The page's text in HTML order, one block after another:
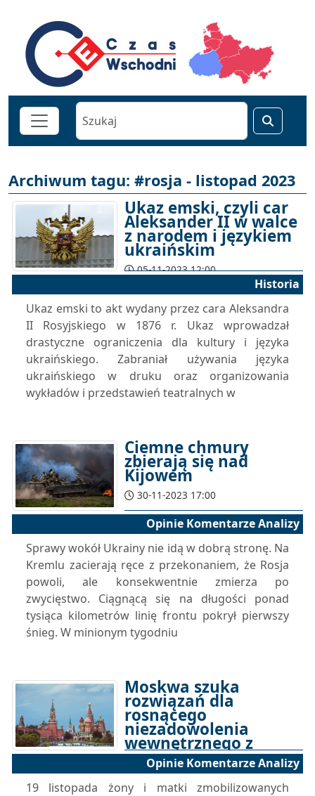
Archiwum tagu: #rosja - listopad 2023
Ukaz emski, czyli car
Aleksander II w walce
z narodem i językiem
ukraińskim
05-11-2023 12:00
Historia
Ukaz emski to akt wydany przez cara Aleksandra
II Rosyjskiego w 1876 r. Ukaz wprowadzał
drastyczne ograniczenia dla kultury i języka
ukraińskiego. Zabraniał używania języka
ukraińskiego w druku oraz organizowania
wykładów i przedstawień teatralnych w
Ciemne chmury
zbierają się nad
Kijowem
30-11-2023 17:00
Opinie Komentarze Analizy
Sprawy wokół Ukrainy nie idą w dobrą stronę. Na
Kremlu zacierają ręce z przekonaniem, że Rosja
powoli, ale konsekwentnie zmierza po
zwycięstwo. Ciągnącą się na długości ponad
tysiąca kilometrów linię frontu pokrył pierwszy
śnieg. W minionym tygodniu
Moskwa szuka
rozwiązań dla
rosnącego
niezadowolenia
wewnętrznego z
powodu w...
29-11-2023 17:00
Opinie Komentarze Analizy
19 listopada żony i matki zmobilizowanych